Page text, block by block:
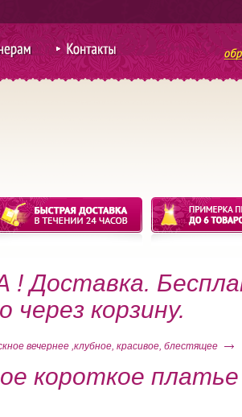
Контакты
Доставка.
через корзину.
вечернее ,клубное, красивое, блестящее
короткое